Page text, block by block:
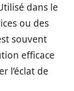
dans le
ou des
souvent
efficace
l’éclat de